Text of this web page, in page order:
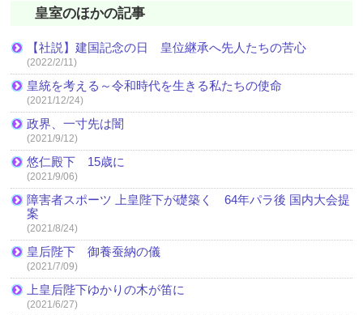
皇室のほかの記事
【社説】建国記念の日 皇位継承へ先人たちの苦心
(2022/2/11)
皇統を考える～令和時代を生きる私たちの使命
(2021/12/24)
政界、一寸先は闇
(2021/9/12)
悠仁殿下 15歳に
(2021/9/06)
障害者スポーツ 上皇陛下が礎築く 64年パラ後 国内大会提
案
(2021/8/24)
皇后陛下 御養蚕納の儀
(2021/7/09)
上皇后陛下ゆかりの木が笛に
(2021/6/27)